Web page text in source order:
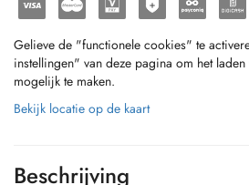
Gelieve de "functionele cookies" te
instellingen" van deze pagina om het
mogelijk te maken.
Bekijk locatie op de kaart
Beschrijving